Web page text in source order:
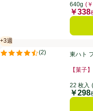
640g (
価格
￥338
東ハト ファミリーサイズ オー
+3週
賞味・消費期限保証：3週間
(2)
評価は2件のレビューで5点中
東ハト
【菓子
22 枚入
価格
￥298